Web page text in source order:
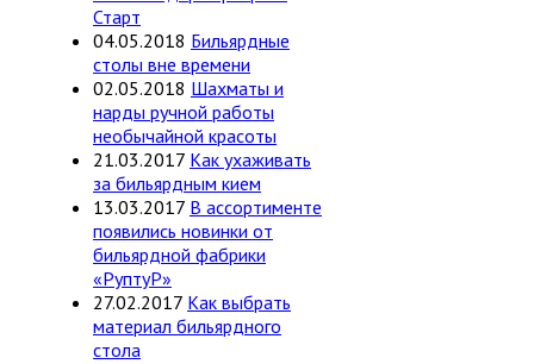
Старт
04.05.2018 Бильярдные
столы вне времени
02.05.2018 Шахматы и
нарды ручной работы
необычайной красоты
21.03.2017 Как ухаживать
за бильярдным кием
13.03.2017 В ассортименте
появились новинки от
бильярдной фабрики
«РуптуР»
27.02.2017 Как выбрать
материал бильярдного
стола